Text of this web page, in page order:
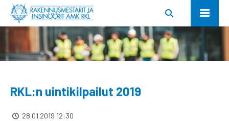
RKL:n uintikilpailut 2019
28.01.2019 12:30